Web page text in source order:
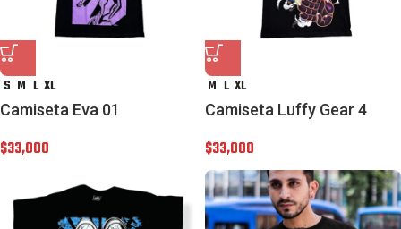
S M L XL
Camiseta Eva 01
$33,000
M L XL
Camiseta Luffy Gear 4
$33,000